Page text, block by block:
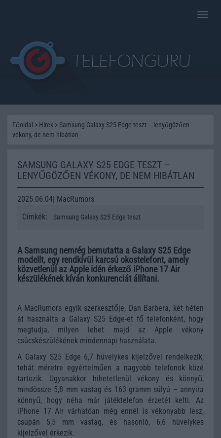
Toggle
Főoldal > Hírek > Samsung Galaxy S25 Edge teszt – lenyűgözően
vékony, de nem hibátlan
SAMSUNG GALAXY S25 EDGE TESZT –
LENYŰGÖZŐEN VÉKONY, DE NEM HIBÁTLAN
2025.06.04| MacRumors
Címkék:
Samsung Galaxy S25 Edge teszt
A Samsung nemrég bemutatta a Galaxy S25 Edge
modellt, egy rendkívül karcsú okostelefont, amely
közvetlenül az Apple idén érkező iPhone 17 Air
készülékének kíván konkurenciát állítani.
A MacRumors egyik szerkesztője, Dan Barbera, két héten
át használta a Galaxy S25 Edge-et fő telefonként, hogy
megtudja, milyen lehet majd az Apple vékony
csúcskészülékének mindennapi használata.
A Galaxy S25 Edge 6,7 hüvelykes kijelzővel rendelkezik,
tehát méretre egyértelműen a nagyobb telefonok közé
tartozik. Ugyanakkor hihetetlenül vékony és könnyű,
mindössze 5,8 mm vastag és 163 gramm súlyú – annyira
könnyű, hogy néha már játéktelefon érzetét kelti. Az
iPhone 17 Air várhatóan még ennél is vékonyabb lesz,
csupán 5,5 mm vastag, és hasonló, 6,6 hüvelykes
kijelzővel érkezik.